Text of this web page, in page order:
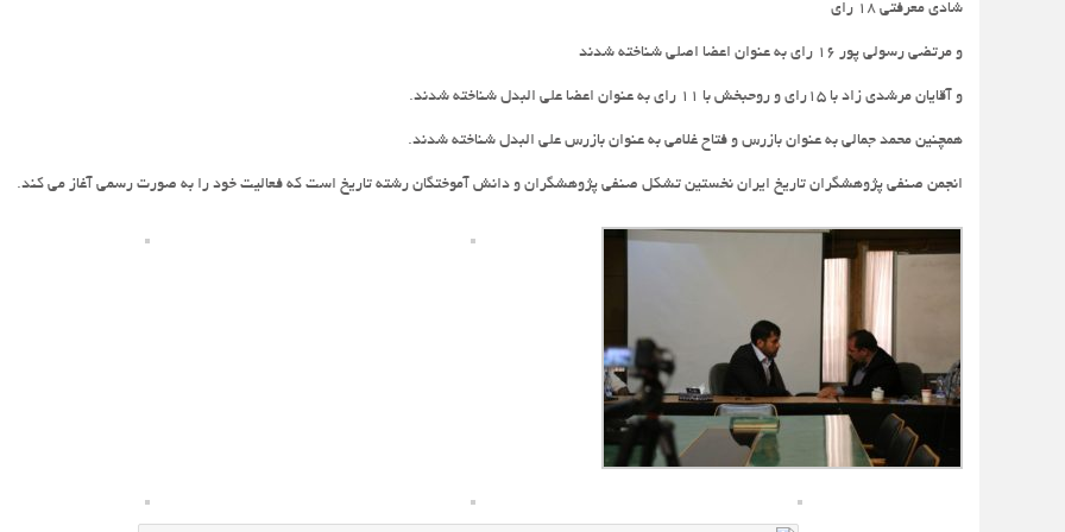
شادی معرفتی ۱۸ رای
و مرتضی رسولی پور ۱۶ رای به عنوان اعضا اصلی شناخته شدند
و آقایان مرشدی زاد با ۱۵رای و روحبخش با ۱۱ رای به عنوان اعضا علی البدل شناخته شدند.
همچنین محمد جمالی به عنوان بازرس و فتاح غلامی به عنوان بازرس علی البدل شناخته شدند.
انجمن صنفی پژوهشگران تاریخ ایران نخستین تشکل صنفی پژوهشگران و دانش آموختگان رشته تاریخ است که فعالیت خود را به صورت رسمی آغاز می کند.